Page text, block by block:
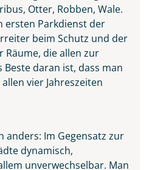
Otter, Robben, Wale.
ersten Parkdienst der
beim Schutz und der
die allen zur
daran ist, dass man
vier Jahreszeiten
anders: Im Gegensatz zur
dynamisch,
unverwechselbar. Man